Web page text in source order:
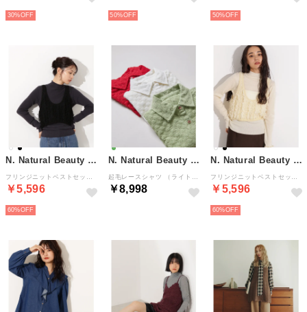
30% 50% 50%
N. Natural Beauty Basic*
￥5,596
60%
N. Natural Beauty Basic*
￥8,998
N. Natural Beauty Basic*
￥5,596
60%